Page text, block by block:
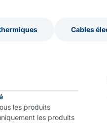
Cables
les produits
les produits